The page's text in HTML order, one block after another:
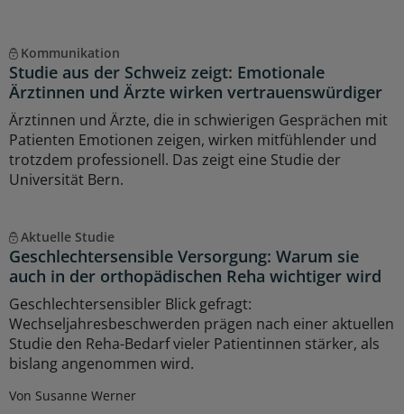
Kommunikation
Studie aus der Schweiz zeigt: Emotionale
Ärztinnen und Ärzte wirken vertrauenswürdiger
Ärztinnen und Ärzte, die in schwierigen Gesprächen mit
Patienten Emotionen zeigen, wirken mitfühlender und
trotzdem professionell. Das zeigt eine Studie der
Universität Bern.
Aktuelle Studie
Geschlechtersensible Versorgung: Warum sie
auch in der orthopädischen Reha wichtiger wird
Geschlechtersensibler Blick gefragt:
Wechseljahresbeschwerden prägen nach einer aktuellen
Studie den Reha-Bedarf vieler Patientinnen stärker, als
bislang angenommen wird.
Von Susanne Werner